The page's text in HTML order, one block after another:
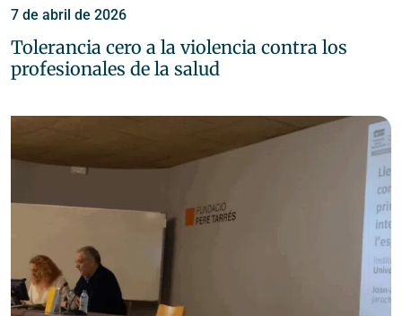
7 de abril de 2026
Tolerancia cero a la violencia contra los
profesionales de la salud